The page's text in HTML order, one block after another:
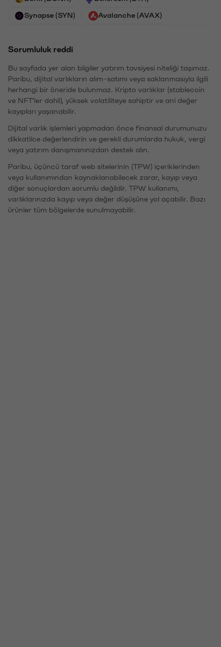
Synapse (SYN) Avalanche (AVAX)
Sorumluluk reddi
Bu sayfada yer alan bilgiler yatırım tavsiyesi niteliği taşımaz.
Paribu, dijital varlıkların alım-satımı veya saklanmasıyla ilgili
herhangi bir öneride bulunmaz. Kripto varlıklar (stablecoin
ve NFT'ler dahil), yüksek volatiliteye sahiptir ve ani değer
kayıpları yaşanabilir.
Dijital varlık işlemleri yapmadan önce finansal durumunuzu
dikkatlice değerlendirin ve gerekli durumlarda hukuk, vergi
veya yatırım danışmanınızdan destek alın.
Paribu, üçüncü taraf web sitelerinin (TPW) içeriklerinden
veya kullanımından kaynaklanabilecek zarar, kayıp veya
diğer sonuçlardan sorumlu değildir. TPW kullanımı,
varlıklarınızda kayıp veya değer düşüşüne yol açabilir. Bazı
ürünler tüm bölgelerde sunulmayabilir.